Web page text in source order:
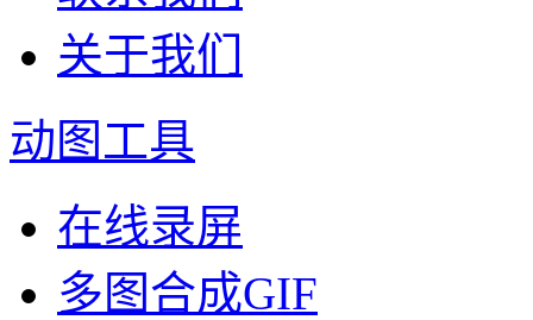
关于我们
动图工具
在线录屏
多图合成GIF